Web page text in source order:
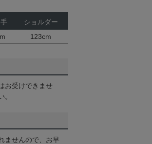
ショルダー
123cm
お受けできませ
。
ませんので、お早